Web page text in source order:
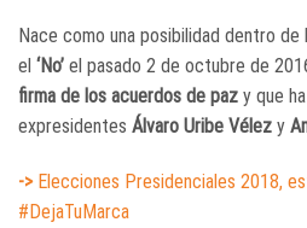
Nace como una posibilidad dentro
el ‘No’ el pasado 2 de octubre de
firma de los acuerdos de paz y que
expresidentes Álvaro Uribe Vélez y
->Elecciones Presidenciales 2018,
#DejaTuMarca